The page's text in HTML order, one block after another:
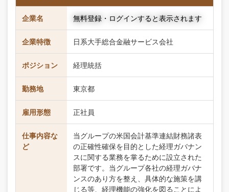
企業名 無料登録・ログインすると表示されます
企業特徴 日系大手総合金融サービス会社
ポジション 経理統括
勤務地 東京都
雇用形態 正社員
仕事内容な
ど
当グループの米国会計基準連結財務諸表
の正確性確保を目的とした経理ガバナン
スに関する業務を掌るために設立された
部署です。当グループ各社の経理ガバナ
ンスのあり方を整え、具体的な施策を講
じる等、経理機能の強化を図ることによ